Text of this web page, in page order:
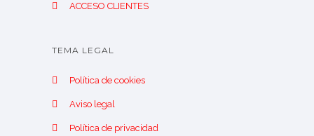
ACCESO CLIENTES
TEMA LEGAL
Política de cookies
Aviso legal
Política de privacidad